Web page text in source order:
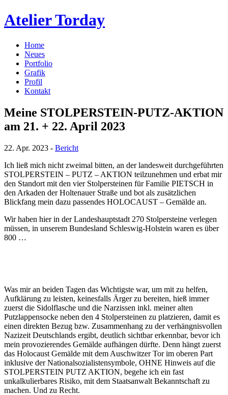
Atelier Torday
Home
Neues
Portfolio
Grafik
Profil
Kontakt
Meine STOLPERSTEIN-PUTZ-AKTION
am 21. + 22. April 2023
22. Apr. 2023 - Bericht
Ich ließ mich nicht zweimal bitten, an der landesweit durchgeführten
STOLPERSTEIN – PUTZ – AKTION teilzunehmen und erbat mir
den Standort mit den vier Stolpersteinen für Familie PIETSCH in
den Arkaden der Holtenauer Straße und bot als zusätzlichen
Blickfang mein dazu passendes HOLOCAUST – Gemälde an.
Wir haben hier in der Landeshauptstadt 270 Stolpersteine verlegen
müssen, in unserem Bundesland Schleswig-Holstein waren es über
800 …
Was mir an beiden Tagen das Wichtigste war, um mit zu helfen,
Aufklärung zu leisten, keinesfalls Ärger zu bereiten, hieß immer
zuerst die Sidolflasche und die Narzissen inkl. meiner alten
Putzlappensocke neben den 4 Stolpersteinen zu platzieren, damit es
einen direkten Bezug bzw. Zusammenhang zu der verhängnisvollen
Nazizeit Deutschlands ergibt, deutlich sichtbar erkennbar, bevor ich
mein provozierendes Gemälde aufhängen dürfte. Denn hängt zuerst
das Holocaust Gemälde mit dem Auschwitzer Tor im oberen Part
inklusive der Nationalsozialistensymbole, OHNE Hinweis auf die
STOLPERSTEIN PUTZ AKTION, begehe ich ein fast
unkalkulierbares Risiko, mit dem Staatsanwalt Bekanntschaft zu
machen. Und zu Recht.